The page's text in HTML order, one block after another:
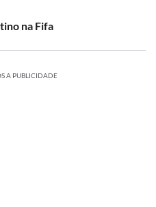
na Fifa
A PUBLICIDADE